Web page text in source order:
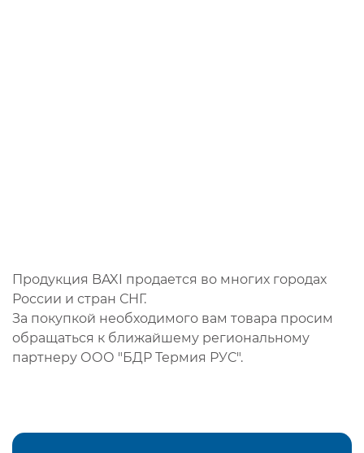
Продукция BAXI продается во многих городах
России и стран СНГ.
За покупкой необходимого вам товара просим
обращаться к ближайшему региональному
партнеру ООО "БДР Термия РУС".